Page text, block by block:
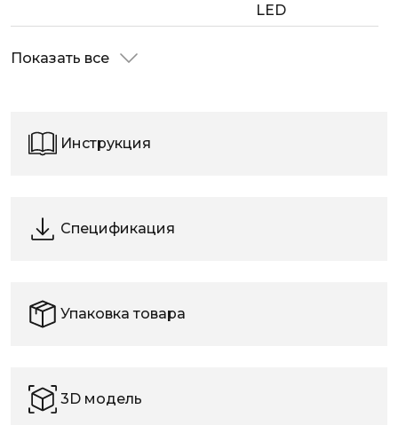
LED
Показать все
Инструкция
Спецификация
Упаковка товара
3D модель